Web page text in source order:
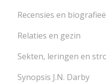
Recensies en
Relaties en gezin
Sekten, leringen en
Synopsis J.N. Darby